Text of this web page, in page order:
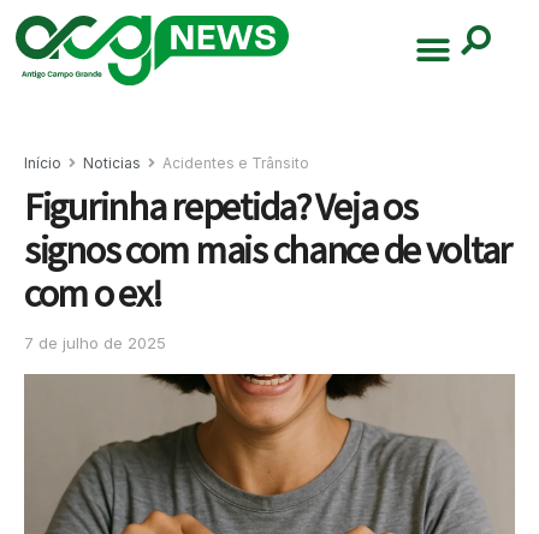
Início Noticias Acidentes e Trânsito
Figurinha repetida? Veja os
signos com mais chance de voltar
com o ex!
7 de julho de 2025